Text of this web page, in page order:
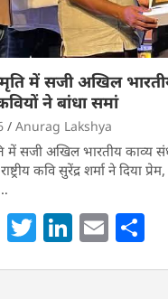
में सजी अखिल
ने बांधा समां
Anurag Lakshya
में सजी अखिल भारतीय काव्य
कवि सुरेंद्र शर्मा ने दिया
F T Li E